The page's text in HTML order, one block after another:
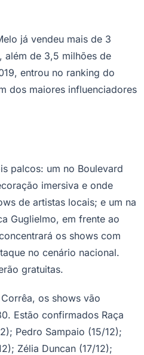
já vendeu mais de 3
além de 3,5 milhões de
entrou no ranking do
dos maiores influenciadores
palcos: um no Boulevard
imersiva e onde
de artistas locais; e um na
Guglielmo, em frente ao
os shows com
no cenário nacional.
gratuitas.
os shows vão
Estão confirmados Raça
Pedro Sampaio (15/12);
Zélia Duncan (17/12);